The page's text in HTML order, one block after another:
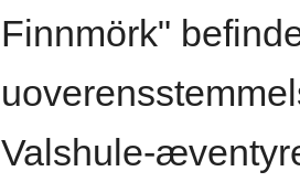
Finnmörk"
Valshule-